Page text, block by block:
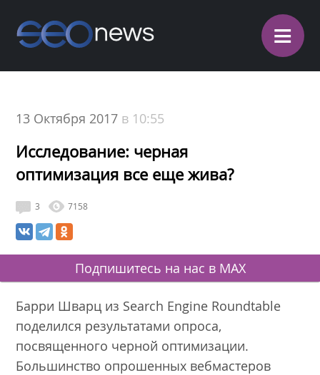
≡
13 Октября 2017 в 10:55
Исследование: черная
оптимизация все еще жива?
3 7158
Подпишитесь на нас в MAX
Барри Шварц из Search Engine Roundtable
поделился результатами опроса,
посвященного черной оптимизации.
Большинство опрошенных вебмастеров